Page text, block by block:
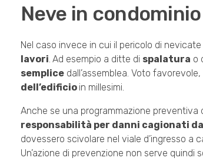
Neve in
Nel caso invece in cui il pericolo di
lavori. Ad esempio a ditte di spalatura o
semplice dall’assemblea. Voto
dell’edificio in millesimi.
Anche se una programmazione preventiva
responsabilità per danni cagionati
dovessero scivolare nel viale d’ingresso a
Un’azione di prevenzione non serve